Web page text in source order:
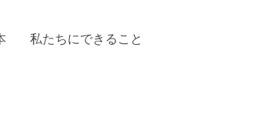
私たちにできること